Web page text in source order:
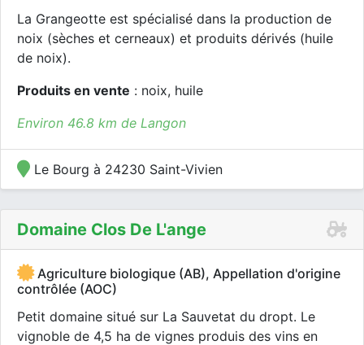
La Grangeotte est spécialisé dans la production de
noix (sèches et cerneaux) et produits dérivés (huile
de noix).
Produits en vente : noix, huile
Environ 46.8 km de Langon
Le Bourg à 24230 Saint-Vivien
Domaine Clos De L'ange
Agriculture biologique (AB), Appellation d'origine
contrôlée (AOC)
Petit domaine situé sur La Sauvetat du dropt. Le
vignoble de 4,5 ha de vignes produis des vins en